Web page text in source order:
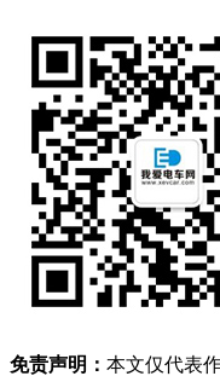
免责声明： 本文仅代表